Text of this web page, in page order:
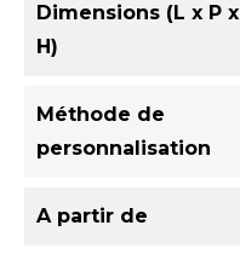
Dimensions (L x P x
H)
Méthode de
personnalisation
A partir de